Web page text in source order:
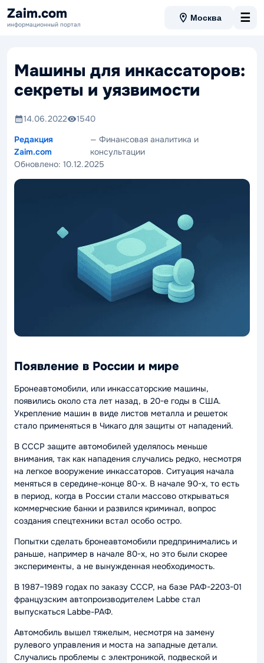
Zaim.com
информационный портал
Москва ☰
Машины для инкассаторов:
секреты и уязвимости
14.06.2022
1540
Редакция
Zaim.com
— Финансовая аналитика и
консультации
Обновлено: 10.12.2025
Появление в России и мире
Бронеавтомобили, или инкассаторские машины,
появились около ста лет назад, в 20-е годы в США.
Укрепление машин в виде листов металла и решеток
стало применяться в Чикаго для защиты от нападений.
В СССР защите автомобилей уделялось меньше
внимания, так как нападения случались редко, несмотря
на легкое вооружение инкассаторов. Ситуация начала
меняться в середине-конце 80-х. В начале 90-х, то есть
в период, когда в России стали массово открываться
коммерческие банки и развился криминал, вопрос
создания спецтехники встал особо остро.
Попытки сделать бронеавтомобили предпринимались и
раньше, например в начале 80-х, но это были скорее
эксперименты, а не вынужденная необходимость.
В 1987–1989 годах по заказу СССР, на базе РАФ-2203-01
французским автопроизводителем Labbe стал
выпускаться Labbe-РАФ.
Автомобиль вышел тяжелым, несмотря на замену
рулевого управления и моста на западные детали.
Случались проблемы с электроникой, подвеской и